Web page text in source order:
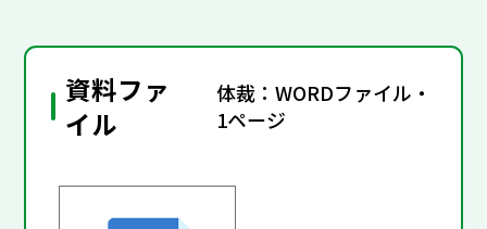
資料ファ
イル
体裁：WORDファイル・
1ページ